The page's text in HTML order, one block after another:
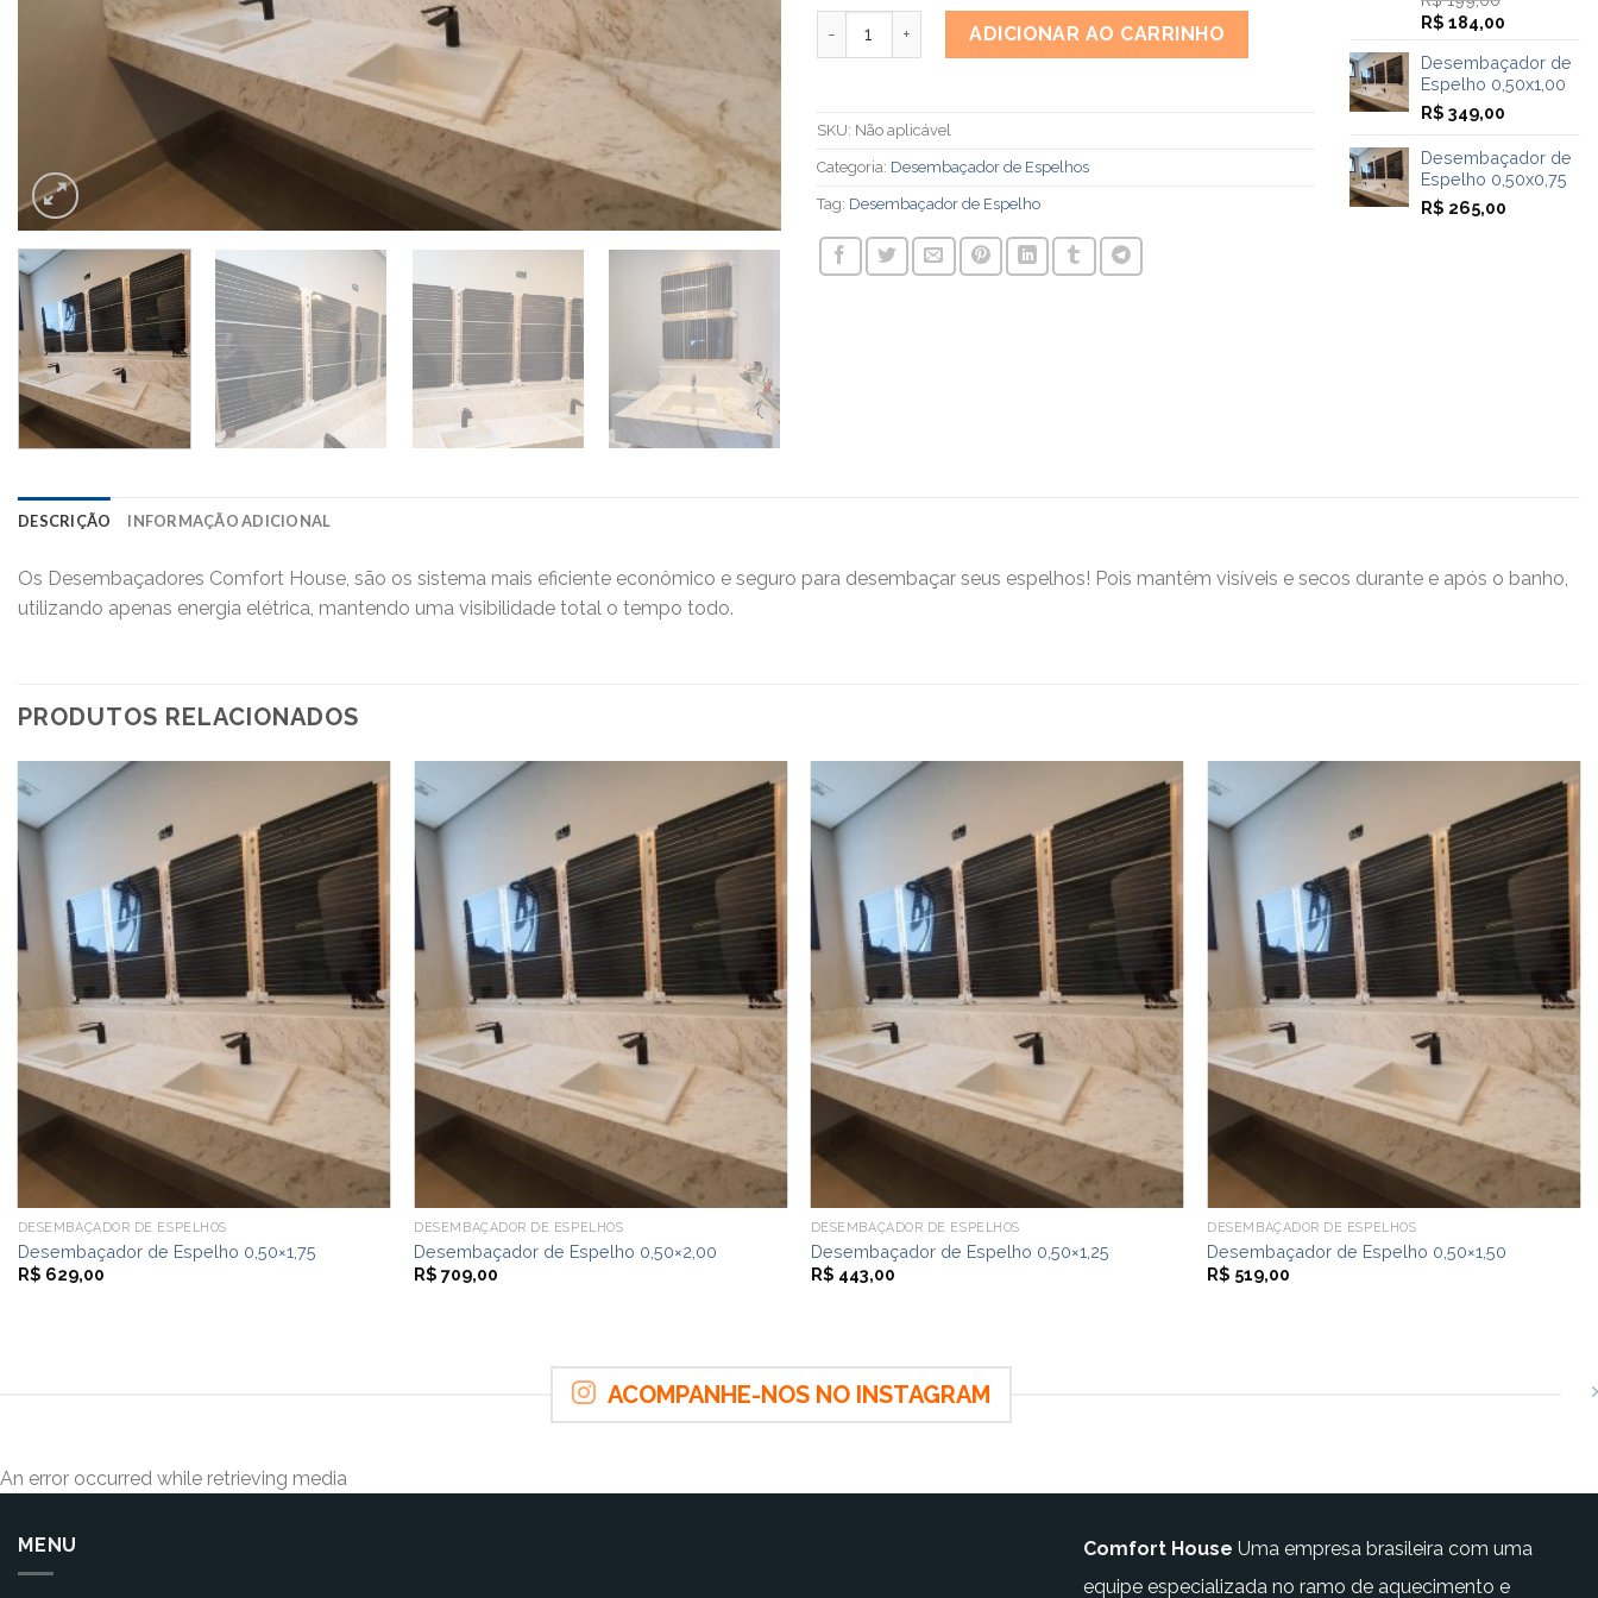
Desembaçador de Espelho 0,50x2,50 quantidade
ADICIONAR AO CARRINHO
SKU: Não aplicável
Categoria: Desembaçador de Espelhos
Tag: Desembaçador de Espelho
O
original
era:
R$ 199,00.
R$ 184,00
atual
é:
Desembaçador de
Espelho 0,50x1,00
R$ 349,00
Desembaçador de
Espelho 0,50x0,75
R$ 265,00
DESCRIÇÃO INFORMAÇÃO ADICIONAL
Os Desembaçadores Comfort House, são os sistema mais eficiente econômico e seguro para desembaçar seus espelhos! Pois mantêm visíveis e secos durante e após o banho,
utilizando apenas energia elétrica, mantendo uma visibilidade total o tempo todo.
PRODUTOS RELACIONADOS
DESEMBAÇADOR DE ESPELHOS
Desembaçador de Espelho 0,50×1,75
R$ 629,00
DESEMBAÇADOR DE ESPELHOS
Desembaçador de Espelho 0,50×2,00
R$ 709,00
DESEMBAÇADOR DE ESPELHOS
Desembaçador de Espelho 0,50×1,25
R$ 443,00
DESEMBAÇADOR DE ESPELHOS
Desembaçador de Espelho 0,50×1,50
R$ 519,00
ACOMPANHE-NOS NO INSTAGRAM
An error occurred while retrieving media
MENU Comfort House Uma empresa brasileira com uma
equipe especializada no ramo de aquecimento e